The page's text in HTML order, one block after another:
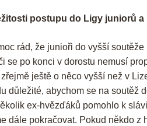
postupu do Ligy juniorů
rád, že junioři do vyšší
se po konci v dorostu nemusí
ještě o něco vyšší než v
důležité, abychom se na soutěž
ex-hvězďáků pomohlo k
dále pokračovat. Pokud někdo z